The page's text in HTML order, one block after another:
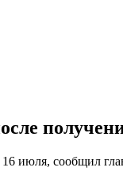
июля, сообщил